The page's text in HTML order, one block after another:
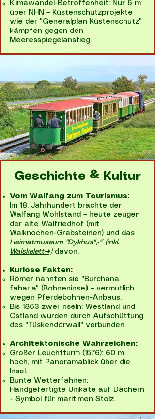
Klimawandel-Betroffenheit: Nur 6 m
über NHN – Küstenschutzprojekte
wie der "Generalplan Küstenschutz"
kämpfen gegen den
Meeresspiegelanstieg.
Geschichte & Kultur
Vom Walfang zum Tourismus:
Im 18. Jahrhundert brachte der
Walfang Wohlstand – heute zeugen
der alte Walfriedhof (mit
Walknochen-Grabsteinen) und das
Heimatmuseum "Dykhus"🔗 (inkl.
Walskelett➜)davon.
Kuriose Fakten:
Römer nannten sie "Burchana
fabaria" (Bohneninsel) – vermutlich
wegen Pferdebohnen-Anbaus.
Bis 1863 zwei Inseln: Westland und
Ostland wurden durch Aufschüttung
des "Tüskendörwall" verbunden.
Architektonische Wahrzeichen:
Großer Leuchtturm (1576): 60 m
hoch, mit Panoramablick über die
Insel.
Bunte Wetterfahnen:
Handgefertigte Unikate auf Dächern
– Symbol für maritimen Stolz.